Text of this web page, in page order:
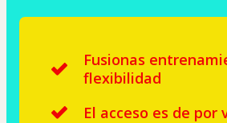
Fusionas
flexibilidad
El acceso es de por